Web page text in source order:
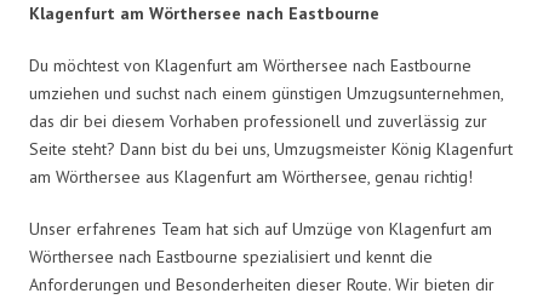
Klagenfurt am Wörthersee nach Eastbourne
Du möchtest von Klagenfurt am Wörthersee nach Eastbourne
umziehen und suchst nach einem günstigen Umzugsunternehmen,
das dir bei diesem Vorhaben professionell und zuverlässig zur
Seite steht? Dann bist du bei uns, Umzugsmeister König Klagenfurt
am Wörthersee aus Klagenfurt am Wörthersee, genau richtig!
Unser erfahrenes Team hat sich auf Umzüge von Klagenfurt am
Wörthersee nach Eastbourne spezialisiert und kennt die
Anforderungen und Besonderheiten dieser Route. Wir bieten dir